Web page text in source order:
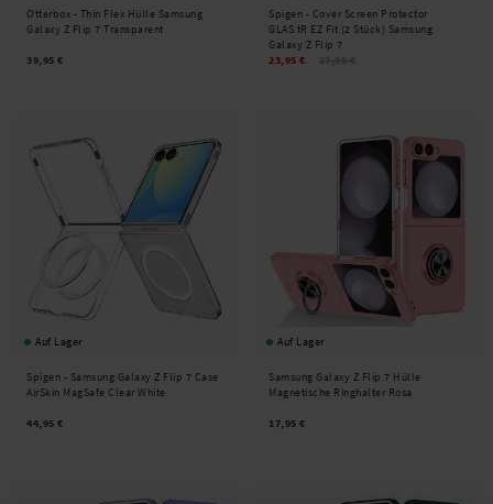
Otterbox - Thin Flex Hülle Samsung
Galaxy Z Flip 7 Transparent
39,95 €
Spigen - Cover Screen Protector
GLAS.tR EZ Fit (2 Stück) Samsung
Galaxy Z Flip 7
23,95 €
Auf Lager
Spigen - Samsung Galaxy Z Flip 7 Case
AirSkin MagSafe Clear White
44,95 €
Auf Lager
Samsung Galaxy Z Flip 7 Hülle
Magnetische Ringhalter Rosa
17,95 €